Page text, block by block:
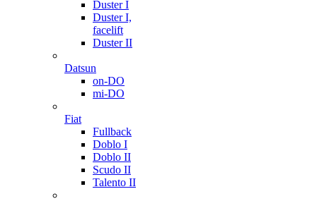
Duster I
Duster I,
facelift
Duster II
Datsun
on-DO
mi-DO
Fiat
Fullback
Doblo I
Doblo II
Scudo II
Talento II